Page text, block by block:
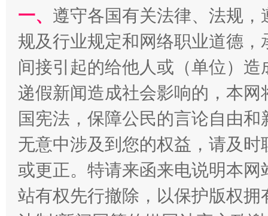
千年窑火 生生不息 一
一、 遵守各国有关法律、法规
规及行业规定和网络职业道德
间接引起的给他人或（单位）
递假新闻造成社会影响的，本
国宪法，保障公民的言论自由
无意中涉及到您的权益，请及
或更正。特请来函来电说明本
站有权先行撤除，以保护版权